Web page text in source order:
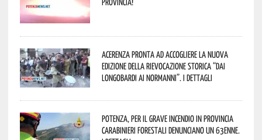
Acerenza pronta ad accogliere la nuova
edizione della rievocazione storica “Dai
Longobardi ai Normanni”. I dettagli
Potenza, per il grave incendio in Provincia
Carabinieri forestali denunciano un 63enne.